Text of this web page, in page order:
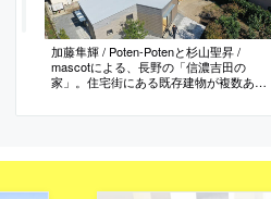
加藤隼輝 / Poten-Potenと杉山聖昇 /
mascotによる、長野の「信濃吉田の
家」。住宅街にある既存建物が複数ある
ら開始して内外の状況に応答する三方向
を生み出す